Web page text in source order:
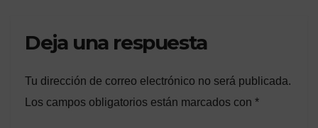
Deja una respuesta
Tu dirección de correo electrónico no será publicada.
Los campos obligatorios están marcados con *